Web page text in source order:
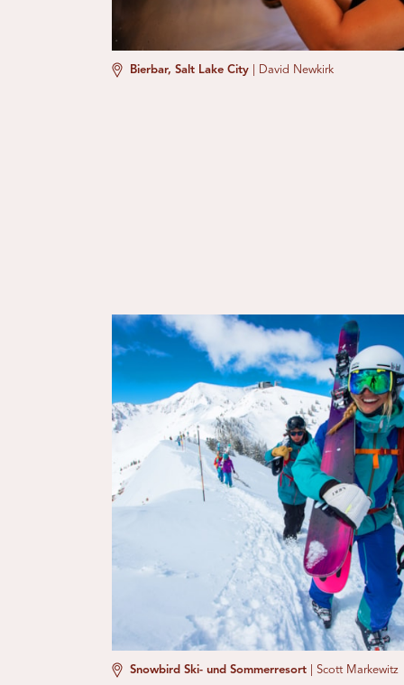
Bierbar, Salt Lake City David Newkirk
Snowbird Ski- und Sommerresort Scott Markewitz